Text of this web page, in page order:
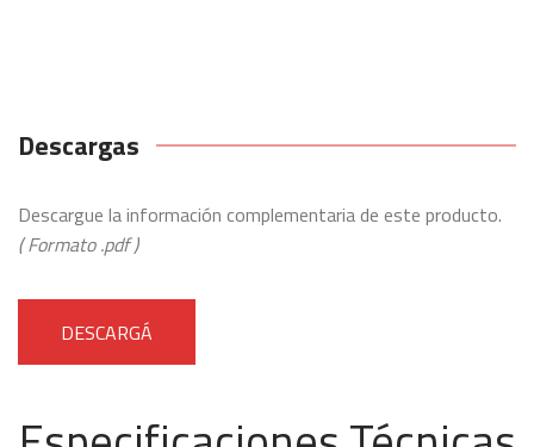
Descargas
Descargue la información complementaria de este producto.
( Formato .pdf )
DESCARGÁ